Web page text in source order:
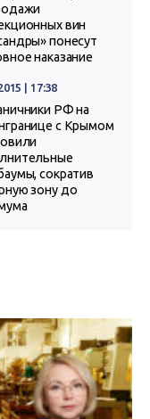
вин
понесут
наказание
| 17:38
РФ на
с Крымом
сократив
зону до